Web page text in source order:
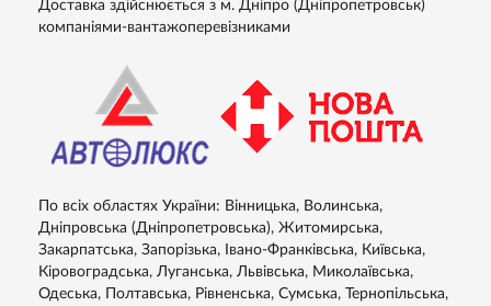
Доставка здійснюється з м. Дніпро (Дніпропетровськ)
компаніями-вантажоперевізниками
По всіх областях України: Вінницька, Волинська,
Дніпровська (Дніпропетровська), Житомирська,
Закарпатська, Запорізька, Івано-Франківська, Київська,
Кіровоградська, Луганська, Львівська, Миколаївська,
Одеська, Полтавська, Рівненська, Сумська, Тернопільська,